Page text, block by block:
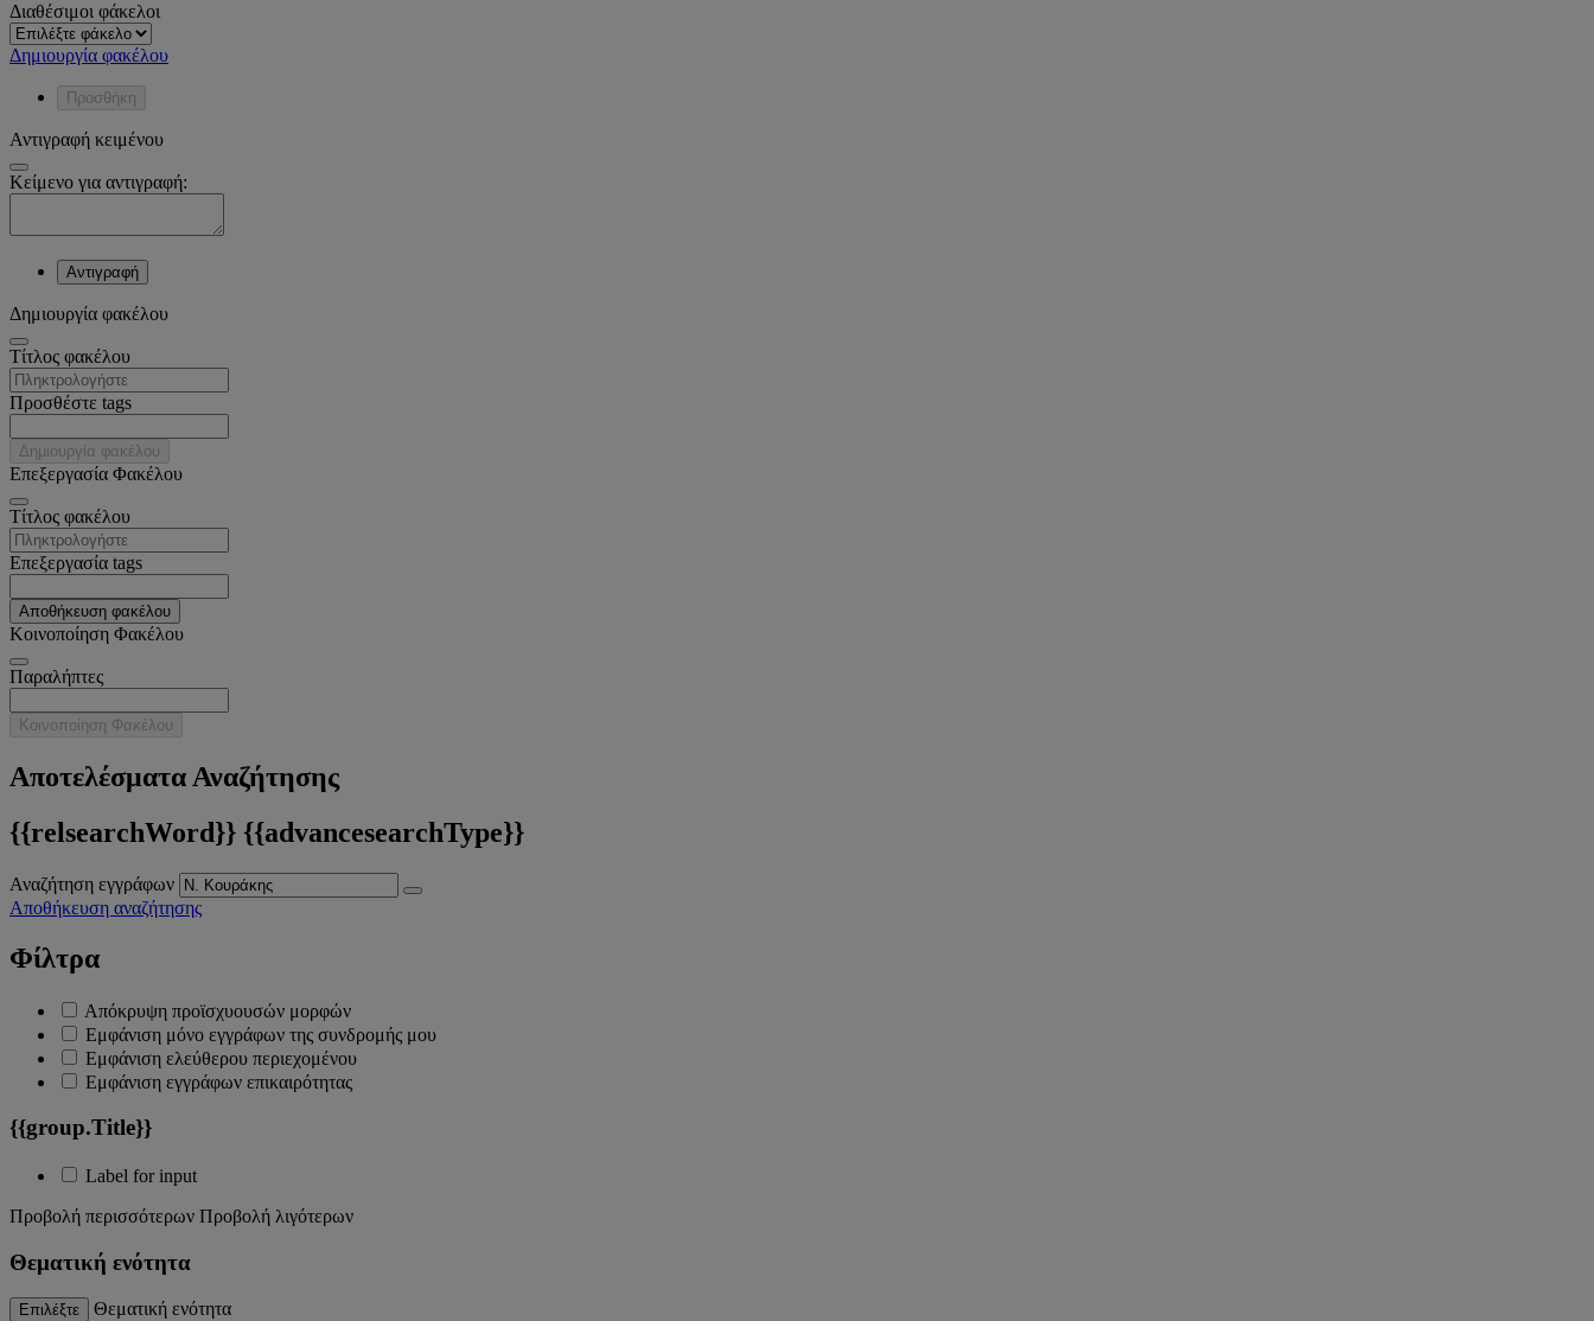
Διαθέσιμοι φάκελοι
Δημιουργία φακέλου
Προσθήκη
Αντιγραφή κειμένου
Κείμενο για αντιγραφή:
Αντιγραφή
Δημιουργία φακέλου
Tίτλος φακέλου
Προσθέστε tags
Δημιουργία φακέλου
Επεξεργασία Φακέλου
Tίτλος φακέλου
Επεξεργασία tags
Αποθήκευση φακέλου
Κοινοποίηση Φακέλου
Παραλήπτες
Κοινοποίηση Φακέλου
Αποτελέσματα Αναζήτησης
{{relsearchWord}} {{advancesearchType}}
Αναζήτηση εγγράφων
Αποθήκευση αναζήτησης
Φίλτρα
Απόκρυψη προϊσχυουσών μορφών
Εμφάνιση μόνο εγγράφων της συνδρομής μου
Εμφάνιση ελεύθερου περιεχομένου
Εμφάνιση εγγράφων επικαιρότητας
{{group.Title}}
Label for input
Προβολή περισσότερων Προβολή λιγότερων
Θεματική ενότητα
Επιλέξτε Θεματική ενότητα